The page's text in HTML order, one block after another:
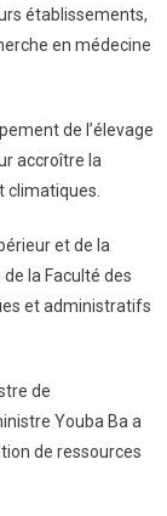
établissements,
en médecine
de l’élevage
accroître la
climatiques.
et de la
la Faculté des
et administratifs
de
Youba Ba a
de ressources